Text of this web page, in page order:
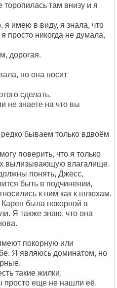
там внизу и я
имею в виду, я знала, что
просто никогда не думала,
дорогая.
но она носит
сделать.
знаете на что вы
бываем только вдвоём
поверить, что я только
вылизывающую влагалище.
понять, Джесс,
быть в подчинении,
к ним как к шлюхам.
Карен была покорной в
Я также знаю, что она
покорную или
Я являюсь доминатом, но
такие жилки.
просто еще не нашли её.